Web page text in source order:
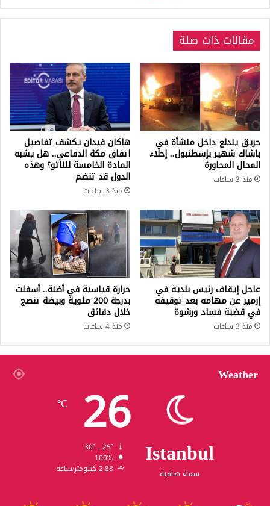
القصة؟
مقالات ذات صلة
حريق يندلع داخل منشأة في
باشاك شهير بإسطنبول.. إخلاء
المحال المجاورة
منذ 3 ساعات
هاكان فيدان يكشف تفاصيل
اتفاق مكة الدفاعي.. هل يشبه
المادة الخامسة للناتو؟ وهذه
الدول قد تنضم
منذ 3 ساعات
عاجل إيقاف رئيس بلدية في
إزمير عن مهامه بعد توقيفه
في قضية فساد ورشوة
منذ 3 ساعات
حرارة قياسية في أضنة.. أسفلت
بدرجة 200 مئوية وبيضة تنضج
خلال دقائق
منذ 4 ساعات
Weather
Istanbul
سماء صافية
26
℃
100%
2.88 كيلومتر/ساعة